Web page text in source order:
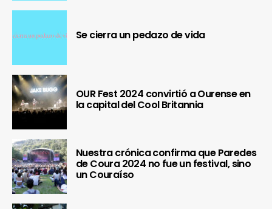
Se cierra un pedazo de vida
OUR Fest 2024 convirtió a Ourense en
la capital del Cool Britannia
Nuestra crónica confirma que Paredes
de Coura 2024 no fue un festival, sino
un Couraíso